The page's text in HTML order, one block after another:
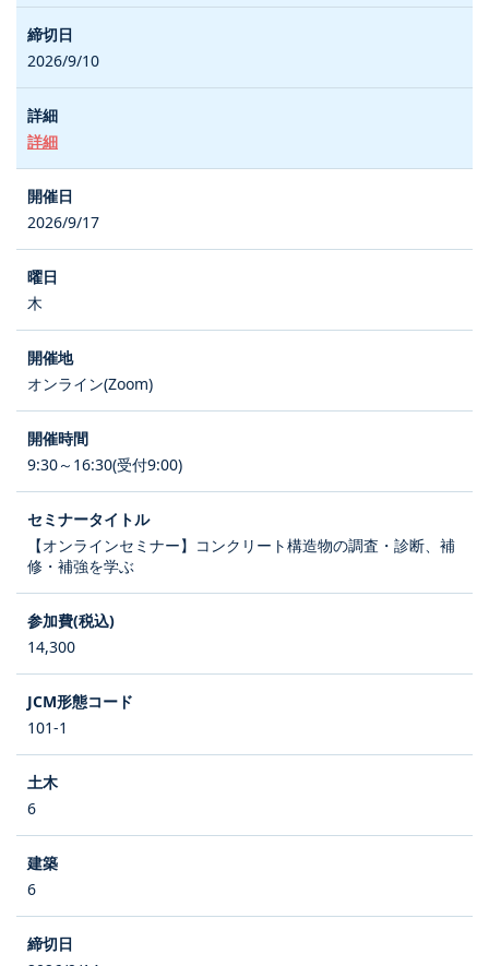
2026/9/10
詳細
2026/9/17
木
オンライン(Zoom)
9:30～16:30(受付9:00)
【オンラインセミナー】コンクリート構造物の調査・診断、補
修・補強を学ぶ
14,300
101-1
6
6